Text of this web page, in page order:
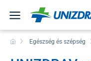
Egészség és szépség